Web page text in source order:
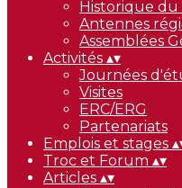
Historique
Antennes
Assemblées
Activités ▴▾
Journées
Visites
ERC/ERG
Partenariats
Emplois et stages ▴
Troc et Forum ▴▾
Articles ▴▾